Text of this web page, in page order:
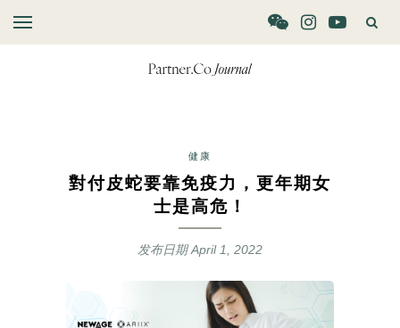
健康
對付皮蛇要靠免疫力，更年期女
士是高危！
发布日期April 1, 2022